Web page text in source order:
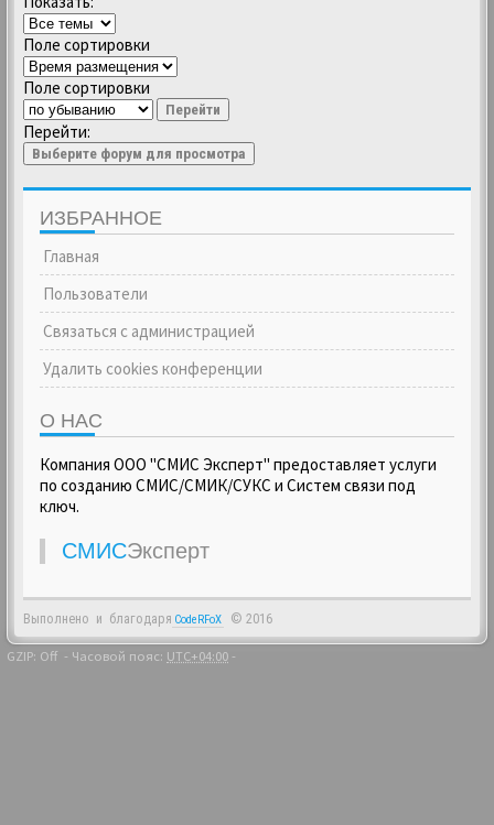
Поле сортировки
Поле сортировки
Перейти
Перейти:
Выберите форум для просмотра
ИЗБРАННОЕ
Главная
Пользователи
Связаться с администрацией
Удалить cookies конференции
О НАС
Компания ООО "СМИС Эксперт" предоставляет услуги
по созданию СМИС/СМИК/СУКС и Систем связи под
ключ.
СМИСЭксперт
Выполнено и благодаря CodeRFoX © 2016
GZIP: Off - Часовой пояс: UTC+04:00 -